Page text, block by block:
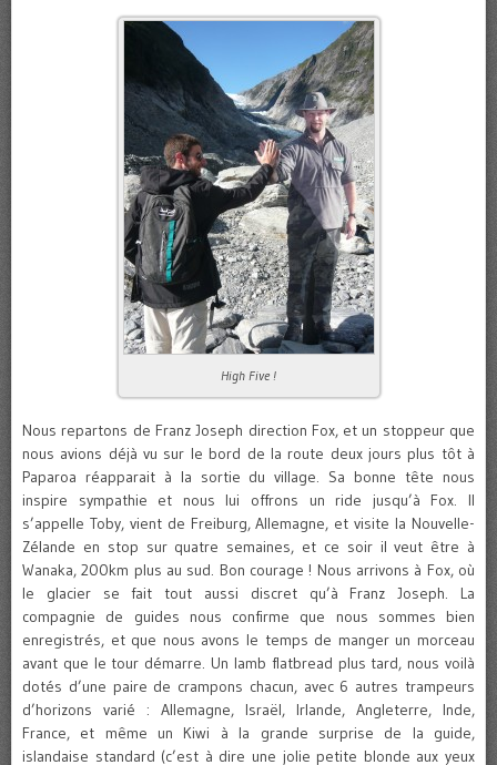
High Five !
Nous repartons de Franz Joseph direction Fox, et un stoppeur que
nous avions déjà vu sur le bord de la route deux jours plus tôt à
Paparoa réapparait à la sortie du village. Sa bonne tête nous
inspire sympathie et nous lui offrons un ride jusqu’à Fox. Il
s’appelle Toby, vient de Freiburg, Allemagne, et visite la Nouvelle-
Zélande en stop sur quatre semaines, et ce soir il veut être à
Wanaka, 200km plus au sud. Bon courage ! Nous arrivons à Fox, où
le glacier se fait tout aussi discret qu’à Franz Joseph. La
compagnie de guides nous confirme que nous sommes bien
enregistrés, et que nous avons le temps de manger un morceau
avant que le tour démarre. Un lamb flatbread plus tard, nous voilà
dotés d’une paire de crampons chacun, avec 6 autres trampeurs
d’horizons varié : Allemagne, Israël, Irlande, Angleterre, Inde,
France, et même un Kiwi à la grande surprise de la guide,
islandaise standard (c’est à dire une jolie petite blonde aux yeux